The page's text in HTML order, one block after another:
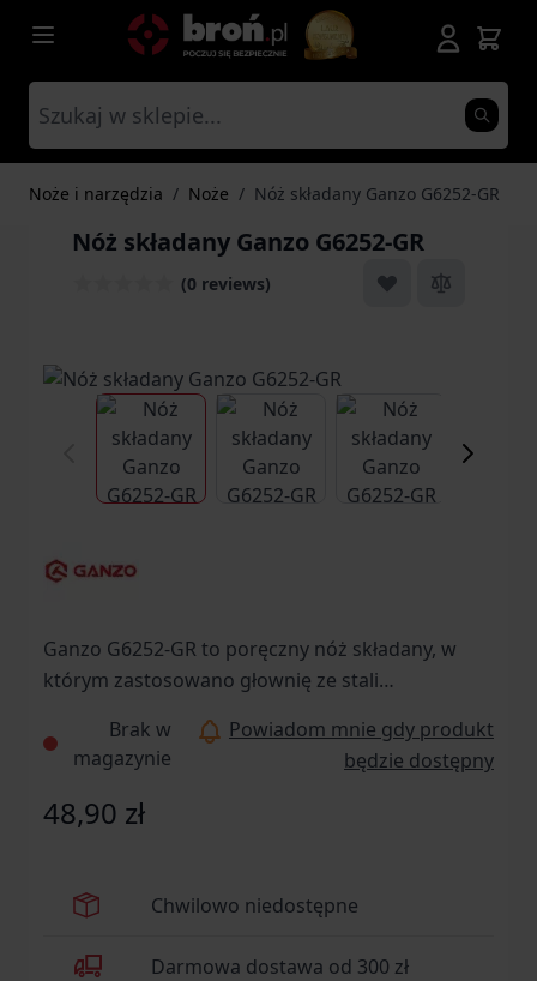
Przejdź do treści
Noże i narzędzia / Noże / Nóż składany Ganzo G6252-GR
Nóż składany Ganzo G6252-GR
(0 reviews)
View larger imageView larger imageView larger
Ganzo G6252-GR to poręczny nóż składany, w
którym zastosowano głownię ze stali
liner-lock, obustronny kołek umożliwiający
błyskawiczne rozłożenie ostrza jedną ręką oraz
okładziny z włókna szklanego.
Brak w
magazynie
Powiadom mnie gdy produkt
będzie dostępny
48,90 zł
Chwilowo niedostępne
Darmowa dostawa od 300 zł